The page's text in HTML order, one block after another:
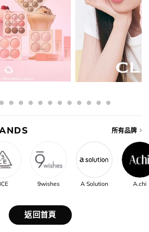
所有品牌
9wishes A Solution A.chi
返回首頁